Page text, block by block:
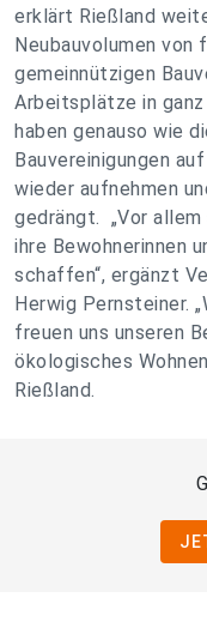
erklärt Rießland
Neubauvolumen von
gemeinnützigen
Arbeitsplätze in ganz
haben genauso wie
Bauvereinigungen
wieder aufnehmen
gedrängt. „Vor allem
ihre Bewohnerinnen
schaffen“, ergänzt
Herwig Pernsteiner.
freuen uns unseren
ökologisches
Rießland.